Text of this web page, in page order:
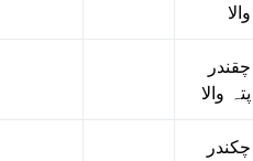
والا
چقندر
پتہ والا
چکندر